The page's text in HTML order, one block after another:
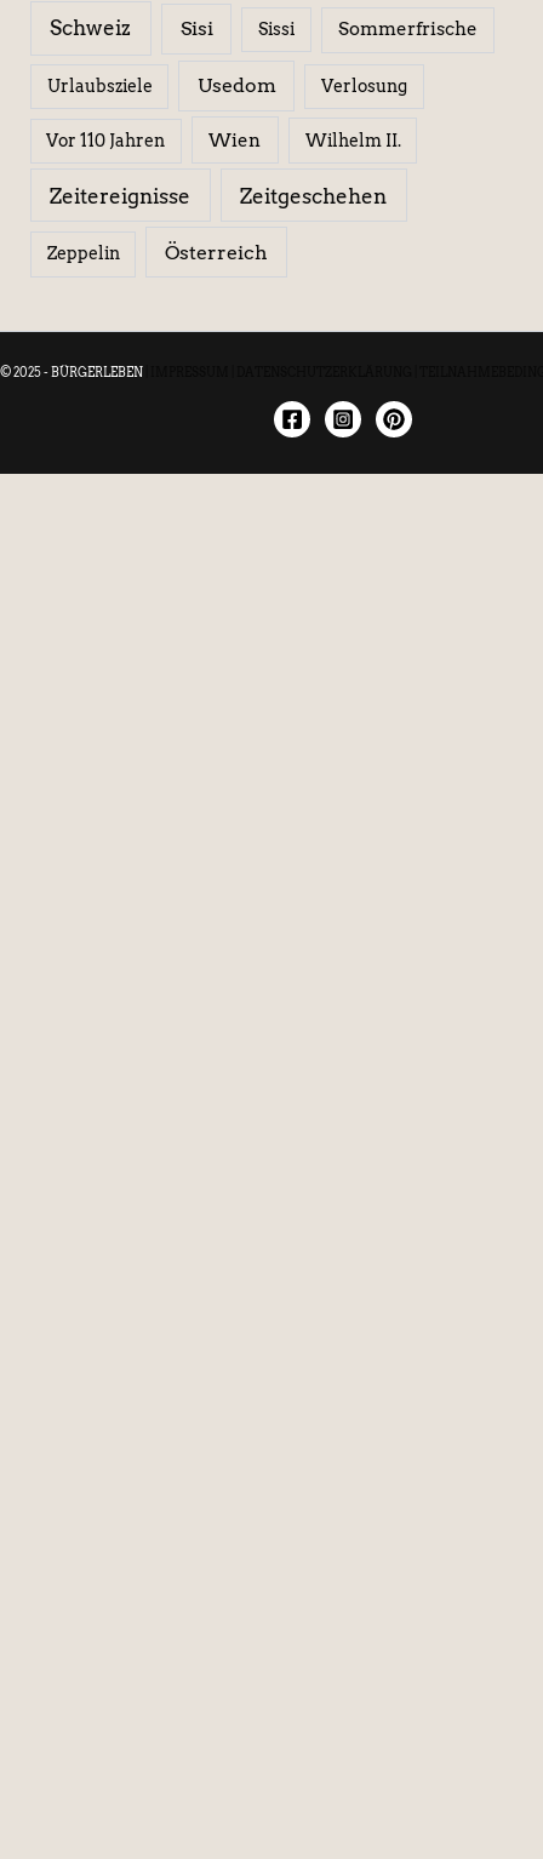
Schweiz Sisi Sissi Sommerfrische
Urlaubsziele Usedom Verlosung
Vor 110 Jahren Wien Wilhelm II.
Zeitereignisse Zeitgeschehen
Zeppelin Österreich
© 2025 - BÜRGERLEBEN